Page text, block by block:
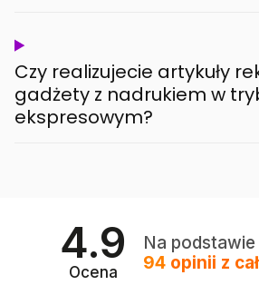
Czy realizujecie artykuły
gadżety z nadrukiem w
ekspresowym?
4.9
Ocena
Na podstawie
94 opinii z